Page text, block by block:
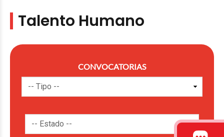
Talento Humano
CONVOCATORIAS